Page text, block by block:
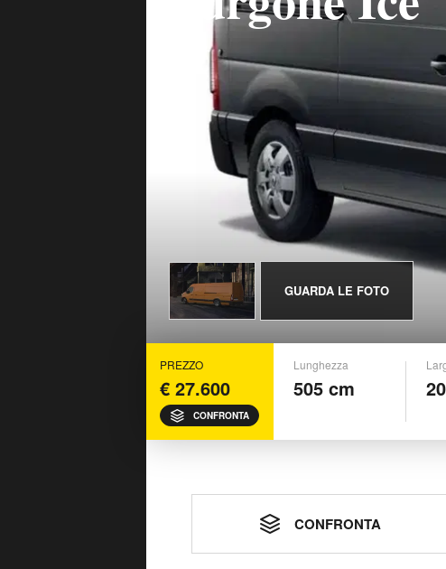
GUARDA LE FOTO
PREZZO
€ 27.600
CONFRONTA
Lunghezza
505 cm
CONFRONTA